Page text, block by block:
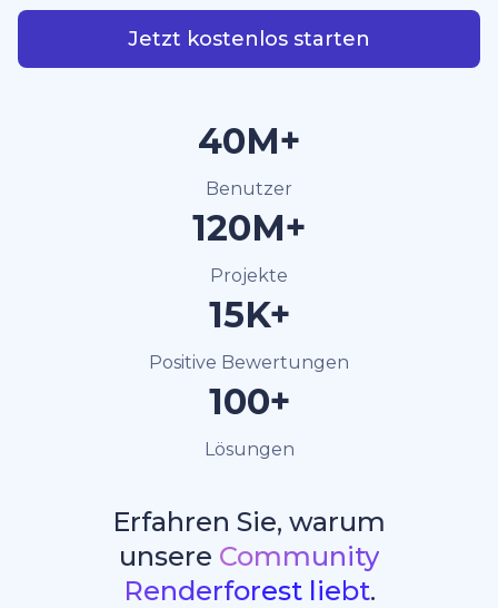
Jetzt kostenlos starten
40M+
Benutzer
120M+
Projekte
15K+
Positive Bewertungen
100+
Lösungen
Erfahren Sie, warum
unsere Community
Renderforest liebt.